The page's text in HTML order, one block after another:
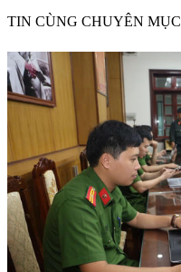
TIN CÙNG CHUYÊN MỤC